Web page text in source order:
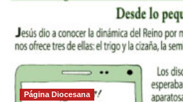
Página Diocesana